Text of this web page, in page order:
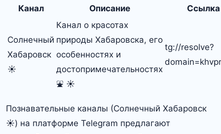
Канал Описание Ссылка
Солнечный
Хабаровск
☀️
Канал о красотах
природы Хабаровска, его
особенностях и
достопримечательностях
⛲️ ☀️
tg://resolve?
Познавательные каналы (Солнечный Хабаровск
☀️) на платформе Telegram предлагают